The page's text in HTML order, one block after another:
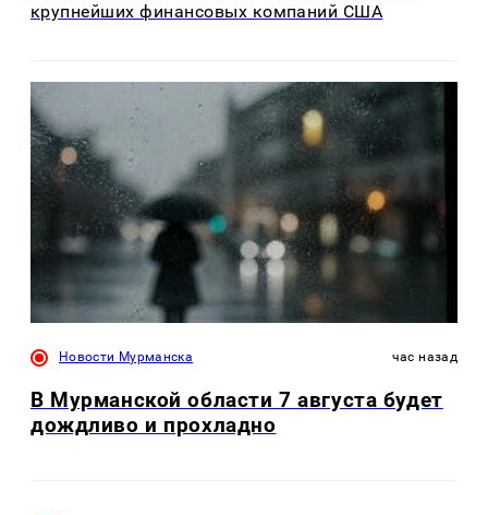
крупнейших финансовых компаний США
Новости Мурманска час назад
В Мурманской области 7 августа будет
дождливо и прохладно